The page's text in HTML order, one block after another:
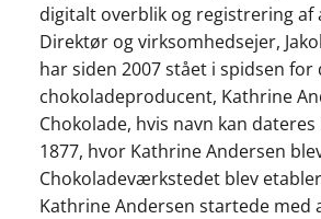
digitalt overblik og registrering af
Direktør og virksomhedsejer,
har siden 2007 stået i spidsen for
chokoladeproducent, Kathrine
Chokolade, hvis navn kan
1877, hvor Kathrine Andersen
Chokoladeværkstedet blev
Kathrine Andersen startede med